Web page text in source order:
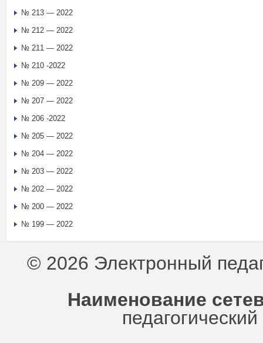
№ 213 — 2022
№ 212 — 2022
№ 211 — 2022
№ 210 -2022
№ 209 — 2022
№ 207 — 2022
№ 206 -2022
№ 205 — 2022
№ 204 — 2022
№ 203 — 2022
№ 202 — 2022
№ 200 — 2022
№ 199 — 2022
© 2026 Электронный
Наименование